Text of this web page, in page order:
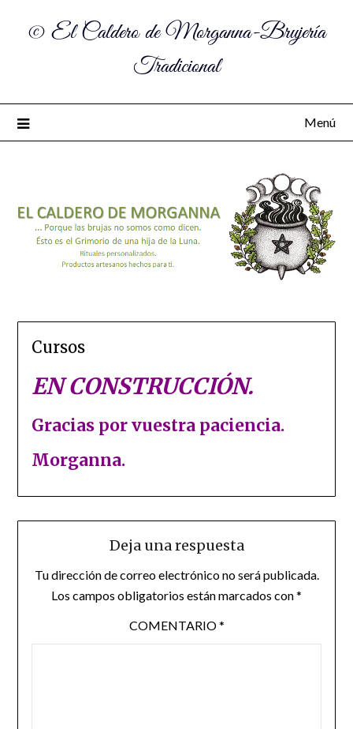
© El Caldero de Morganna-Brujería
Tradicional
Menú
Cursos
EN CONSTRUCCIÓN.
Gracias por vuestra paciencia.
Morganna.
Deja una respuesta
Tu dirección de correo electrónico no será publicada.
Los campos obligatorios están marcados con*
COMENTARIO*